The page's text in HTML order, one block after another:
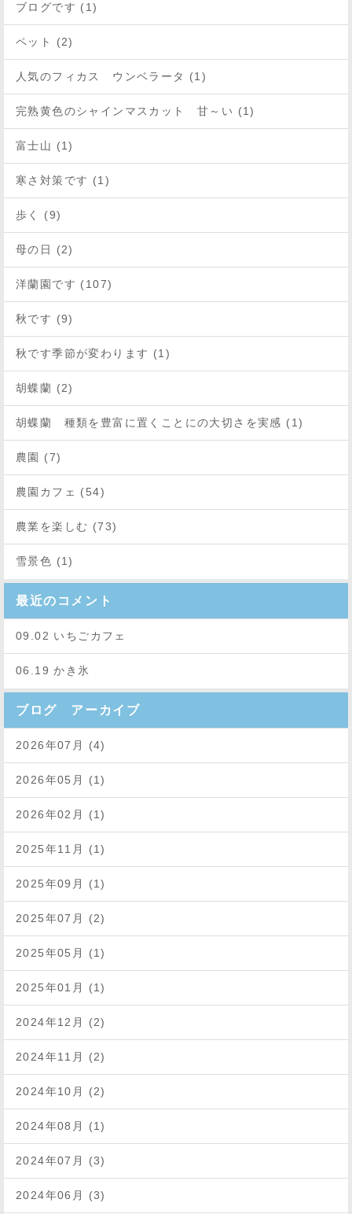
ブログです (1)
ペット (2)
人気のフィカス ウンベラータ (1)
完熟黄色のシャインマスカット 甘～い (1)
富士山 (1)
寒さ対策です (1)
歩く (9)
母の日 (2)
洋蘭園です (107)
秋です (9)
秋です季節が変わります (1)
胡蝶蘭 (2)
胡蝶蘭 種類を豊富に置くことにの大切さを実感 (1)
農園 (7)
農園カフェ (54)
農業を楽しむ (73)
雪景色 (1)
最近のコメント
09.02 いちごカフェ
06.19 かき氷
ブログ アーカイブ
2026年07月 (4)
2026年05月 (1)
2026年02月 (1)
2025年11月 (1)
2025年09月 (1)
2025年07月 (2)
2025年05月 (1)
2025年01月 (1)
2024年12月 (2)
2024年11月 (2)
2024年10月 (2)
2024年08月 (1)
2024年07月 (3)
2024年06月 (3)